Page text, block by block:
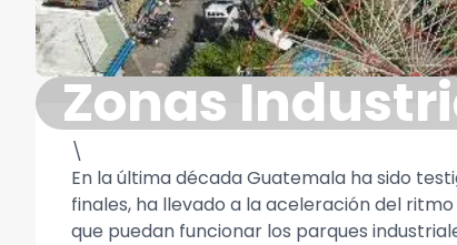
Zonas
\
En la última década Guatemala ha sido
finales, ha llevado a la aceleración del
que puedan funcionar los parques